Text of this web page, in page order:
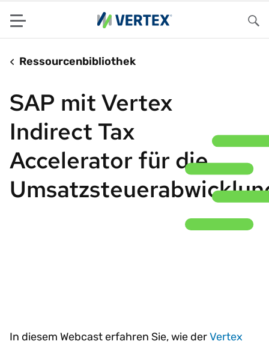
Menu
Ressourcenbibliothek
SAP mit Vertex
Indirect Tax
Accelerator für die
In diesem Webcast erfahren Sie, wie derVertex